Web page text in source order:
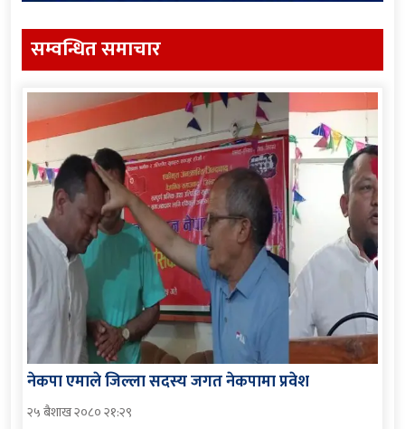
सम्वन्धित समाचार
नेकपा एमाले जिल्ला सदस्य जगत नेकपामा प्रवेश
२५ बैशाख २०८० २१:२९